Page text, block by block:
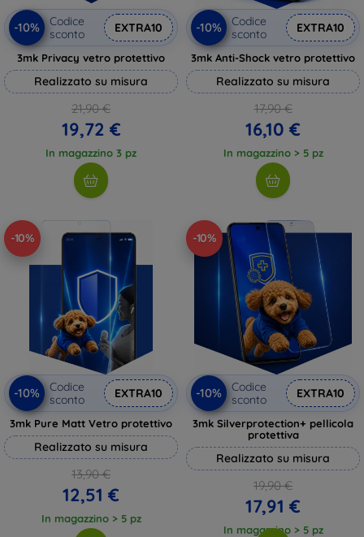
-10%
Codice
sconto
EXTRA10
3mk Privacy vetro protettivo
Realizzato su misura
21,90 €
19,72 €
In magazzino 3 pz
-10%
Codice
sconto
EXTRA10
3mk Anti-Shock vetro protettivo
Realizzato su misura
17,90 €
16,10 €
In magazzino > 5 pz
-10%
-10%
Codice
sconto
EXTRA10
3mk Pure Matt Vetro protettivo
Realizzato su misura
13,90 €
12,51 €
In magazzino > 5 pz
-10%
-10%
Codice
sconto
EXTRA10
3mk Silverprotection+ pellicola
protettiva
Realizzato su misura
19,90 €
17,91 €
In magazzino > 5 pz